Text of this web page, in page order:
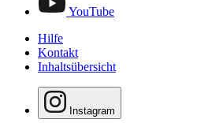
YouTube
Hilfe
Kontakt
Inhaltsübersicht
Instagram